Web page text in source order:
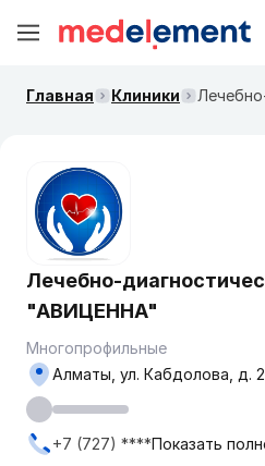
Главная Клиники
Лечебно-
"АВИЦЕННА"
Многопрофильные
Алматы, ул. Кабдолова, д.
+7 (727) ****Показать